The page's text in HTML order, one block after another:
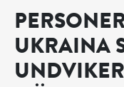
UKRAINA
UNDVIKER